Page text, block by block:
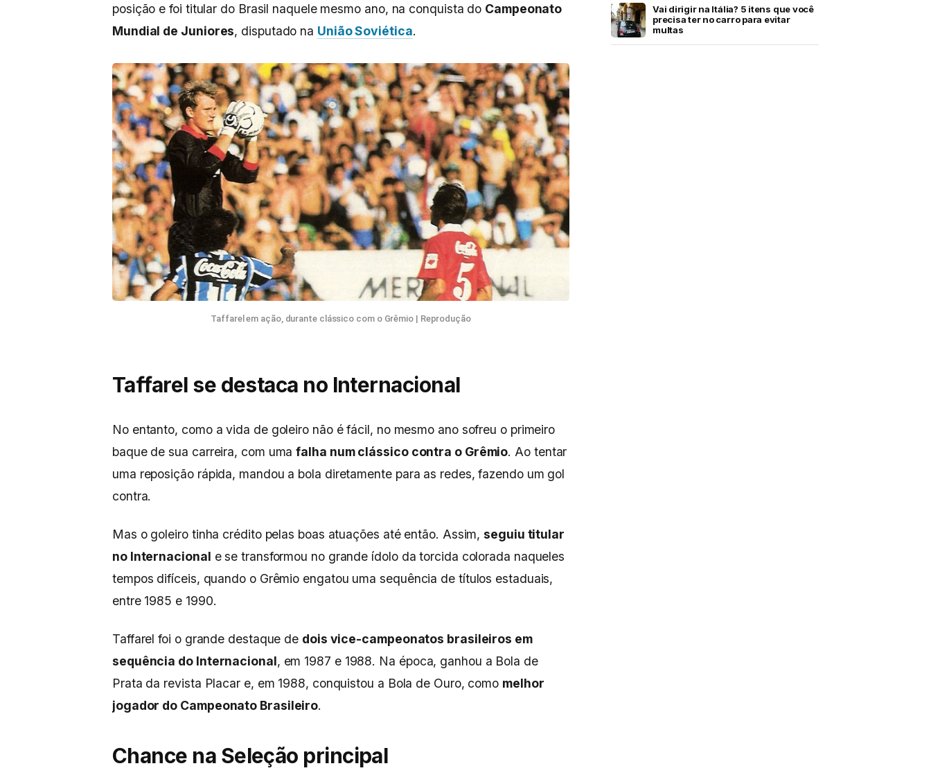
posição e foi titular do Brasil naquele mesmo ano, na conquista do Campeonato
Mundial de Juniores, disputado na União Soviética.
Taffarel em ação, durante clássico com o Grêmio | Reprodução
Taffarel se destaca no Internacional
No entanto, como a vida de goleiro não é fácil, no mesmo ano sofreu o primeiro
baque de sua carreira, com umafalha num clássico contra o Grêmio. Ao tentar
uma reposição rápida, mandou a bola diretamente para as redes, fazendo um gol
contra.
Mas o goleiro tinha crédito pelas boas atuações até então. Assim,seguiu titular
no Internacional e se transformou no grande ídolo da torcida colorada naqueles
tempos difíceis, quando o Grêmio engatou uma sequência de títulos estaduais,
entre 1985 e 1990.
Taffarel foi o grande destaque de dois vice-campeonatos brasileiros em
sequência do Internacional, em 1987 e 1988. Na época, ganhou a Bola de
Prata da revista Placar e, em 1988, conquistou a Bola de Ouro, como melhor
jogador do Campeonato Brasileiro.
Chance na Seleção principal
Vai dirigir na Itália? 5 itens que você
precisa ter no carro para evitar
multas